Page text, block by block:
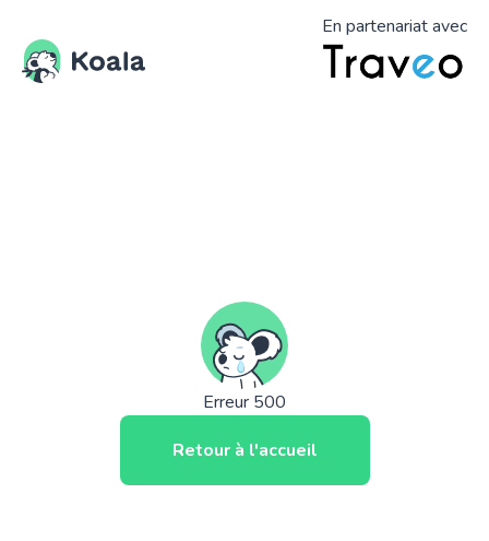
En partenariat avec
Erreur 500
Retour à l'accueil